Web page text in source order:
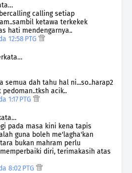
calling setiap
ketawa terkekek
hati mendengarnya..
12:58 PTG
semua dah tahu hal ni...so..harap2
acik..
1:17 PTG
pada masa kini kena tapis
guna boleh me'lagha'kan
bukan mahram perlu
diri, terimakasih atas
8:02 PTG